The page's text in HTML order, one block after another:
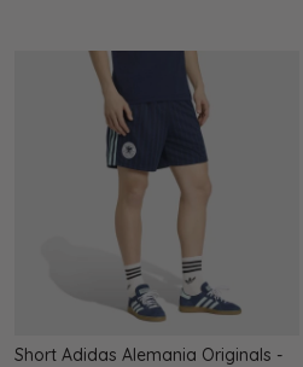
Short Adidas Alemania Originals -